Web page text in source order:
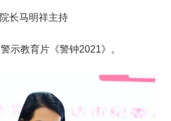
院长马明祥主持
示教育片《警钟2021》。